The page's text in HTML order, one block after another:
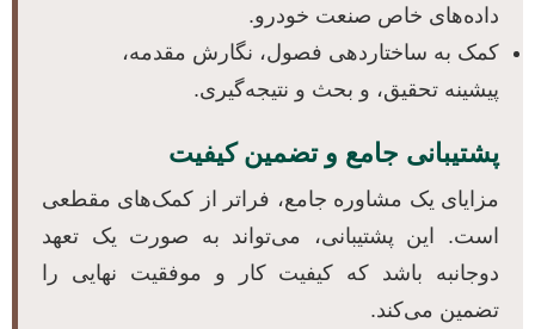
داده‌های خاص صنعت خودرو.
کمک به ساختاردهی فصول، نگارش مقدمه،
پیشینه تحقیق، و بحث و نتیجه‌گیری.
پشتیبانی جامع و تضمین کیفیت
مزایای یک مشاوره جامع، فراتر از کمک‌های مقطعی
است. این پشتیبانی، می‌تواند به صورت یک تعهد
دوجانبه باشد که کیفیت کار و موفقیت نهایی را
تضمین می‌کند.